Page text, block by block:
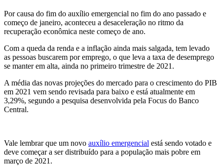
Por causa do fim do auxílio emergencial no fim do ano passado e
começo de janeiro, aconteceu a desaceleração no ritmo da
recuperação econômica neste começo de ano.
Com a queda da renda e a inflação ainda mais salgada, tem levado
as pessoas buscarem por emprego, o que leva a taxa de desemprego
se manter em alta, ainda no primeiro trimestre de 2021.
A média das novas projeções do mercado para o crescimento do PIB
em 2021 vem sendo revisada para baixo e está atualmente em
3,29%, segundo a pesquisa desenvolvida pela Focus do Banco
Central.
Vale lembrar que um novo auxílio emergencial está sendo votado e
deve começar a ser distribuído para a população mais pobre em
março de 2021.